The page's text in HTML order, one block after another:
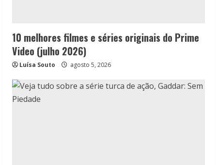
10 melhores filmes e séries originais do Prime
Video (julho 2026)
Luísa Souto agosto 5, 2026